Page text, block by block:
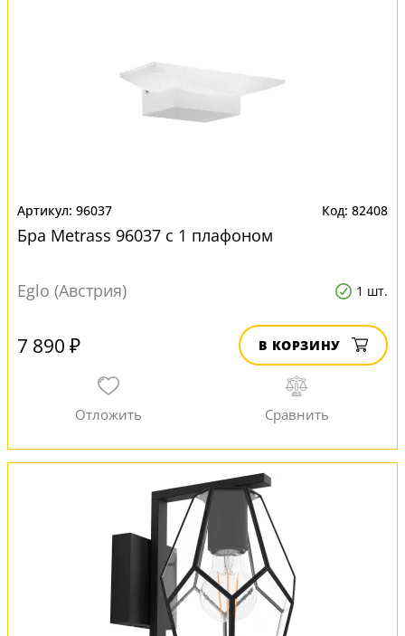
96037 82408
Бра Metrass 96037 с 1 плафоном
Eglo (Австрия) 1 шт.
7 890 ₽ В КОРЗИНУ